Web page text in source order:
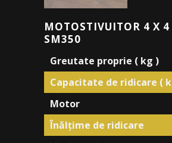
MOTOSTIVUITOR 4 X
SM350
Greutate proprie ( kg )
Capacitate de ridicare (
Motor
Înălțime de ridicare